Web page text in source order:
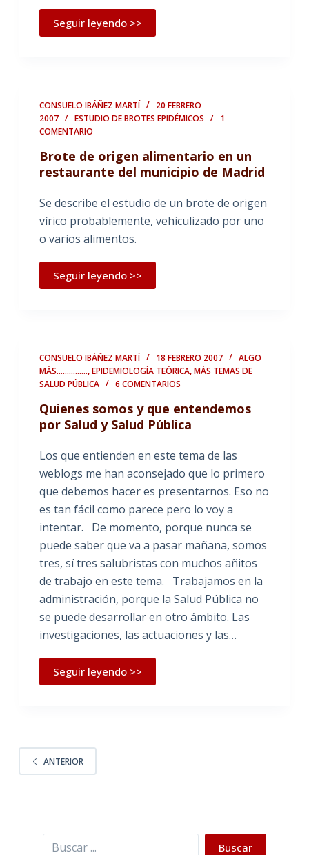
Seguir leyendo >>
CONSUELO IBÁÑEZ MARTÍ
20 FEBRERO
2007
ESTUDIO DE BROTES EPIDÉMICOS
1
COMENTARIO
Brote de origen alimentario en un
restaurante del municipio de Madrid
Se describe el estudio de un brote de origen
vírico probablemente, vehiculizado por uno
o varios alimentos.
Seguir leyendo >>
CONSUELO IBÁÑEZ MARTÍ 18 FEBRERO 2007
ALGO
MÁS...............,EPIDEMIOLOGÍA TEÓRICA,MÁS TEMAS DE
SALUD PÚBLICA
6 COMENTARIOS
Quienes somos y que entendemos
por Salud y Salud Pública
Los que entienden en este tema de las
weblogs me han aconsejado que lo primero
que debemos hacer es presentarnos. Eso no
es tan fácil como parece pero lo voy a
intentar. De momento, porque nunca se
puede saber que va a pasar mañana, somos
tres, sí tres salubristas con muchos añitos
de trabajo en este tema. Trabajamos en la
administración, porque la Salud Pública no
se puede desarrollar en otro ámbito. Las
investigaciones, las actuaciones y las…
Seguir leyendo >>
ANTERIOR
Buscar Buscar